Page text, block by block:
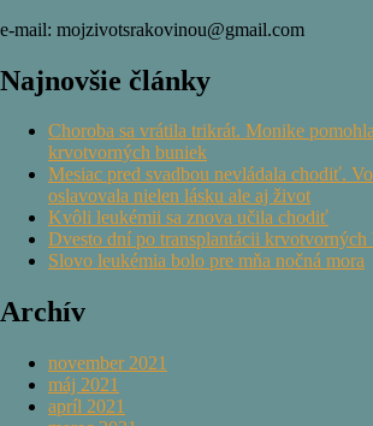
e-mail: mojzivotsrakovinou@gmail.com
Najnovšie články
Choroba sa vrátila trikrát. Monike
krvotvorných buniek
Mesiac pred svadbou nevládala chodiť.
oslavovala nielen lásku ale aj život
Kvôli leukémii sa znova učila chodiť
Dvesto dní po transplantácii krvotvorných
Slovo leukémia bolo pre mňa nočná mora
Archív
november 2021
máj 2021
apríl 2021